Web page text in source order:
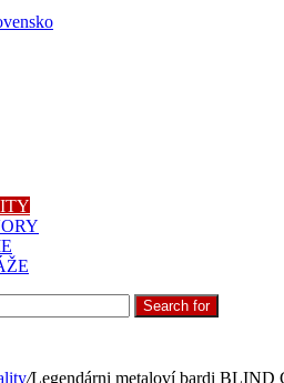
Search for
/Legendárni metaloví bardi BLIND